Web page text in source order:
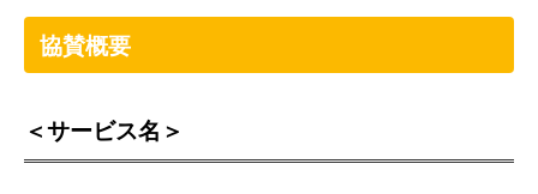
協賛概要
＜サービス名＞